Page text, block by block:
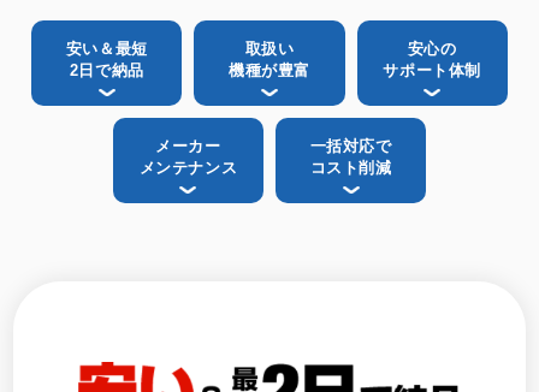
安い＆最短
2日で納品
取扱い
機種が豊富
安心の
サポート体制
メーカー
メンテナンス
一括対応で
コスト削減